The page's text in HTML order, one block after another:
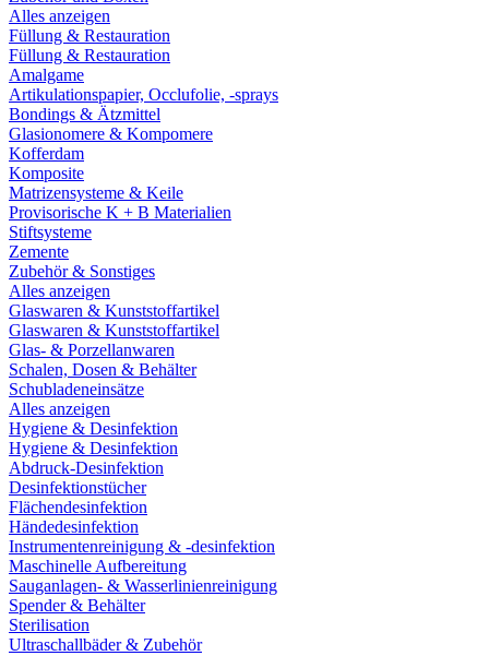
Alles anzeigen
Füllung & Restauration
Füllung & Restauration
Amalgame
Artikulationspapier, Occlufolie, -sprays
Bondings & Ätzmittel
Glasionomere & Kompomere
Kofferdam
Komposite
Matrizensysteme & Keile
Provisorische K + B Materialien
Stiftsysteme
Zemente
Zubehör & Sonstiges
Alles anzeigen
Glaswaren & Kunststoffartikel
Glaswaren & Kunststoffartikel
Glas- & Porzellanwaren
Schalen, Dosen & Behälter
Schubladeneinsätze
Alles anzeigen
Hygiene & Desinfektion
Hygiene & Desinfektion
Abdruck-Desinfektion
Desinfektionstücher
Flächendesinfektion
Händedesinfektion
Instrumentenreinigung & -desinfektion
Maschinelle Aufbereitung
Sauganlagen- & Wasserlinienreinigung
Spender & Behälter
Sterilisation
Ultraschallbäder & Zubehör